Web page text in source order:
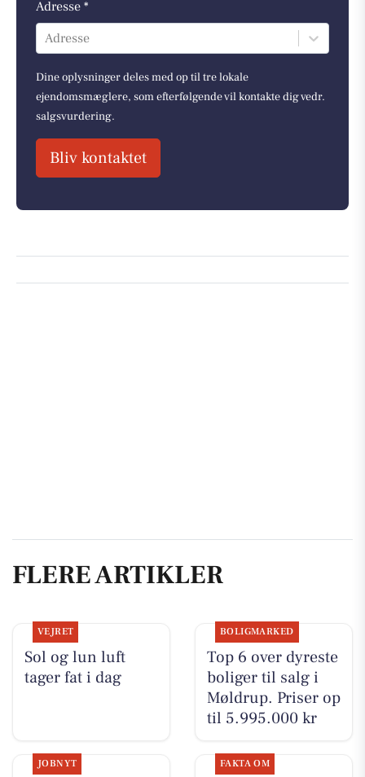
Adresse *
Adresse
Dine oplysninger deles med op til tre lokale
ejendomsmæglere, som efterfølgende vil kontakte dig vedr.
salgsvurdering.
Bliv kontaktet
FLERE ARTIKLER
VEJRET
Sol og lun luft
tager fat i dag
BOLIGMARKED
Top 6 over dyreste
boliger til salg i
Møldrup. Priser op
til 5.995.000 kr
JOBNYT FAKTA OM